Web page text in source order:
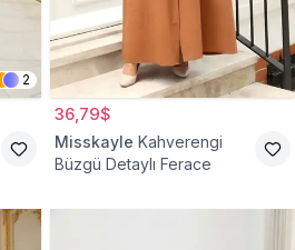
2
36,79$
Misskayle Kahverengi
Büzgü Detaylı Ferace